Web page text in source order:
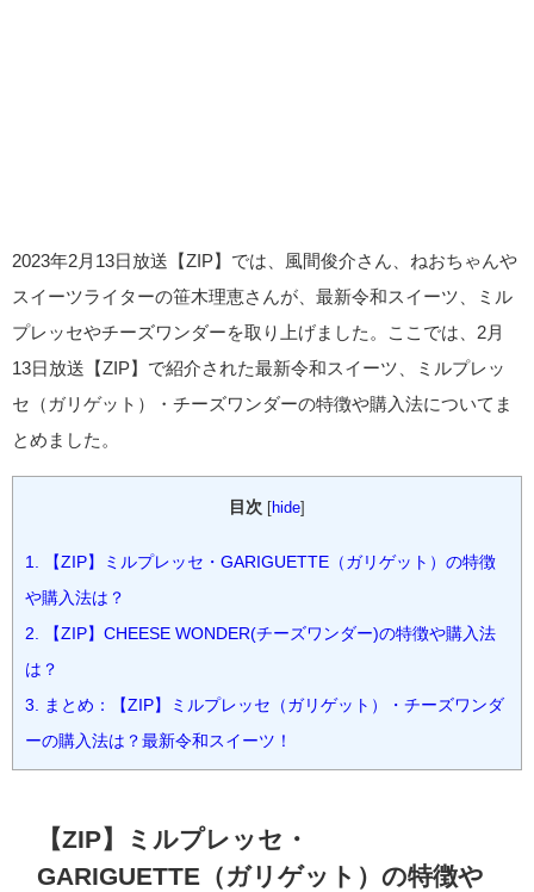
2023年2月13日放送【ZIP】では、風間俊介さん、ねおちゃんや
スイーツライターの笹木理恵さんが、最新令和スイーツ、ミル
プレッセやチーズワンダーを取り上げました。ここでは、2月
13日放送【ZIP】で紹介された最新令和スイーツ、ミルプレッ
セ（ガリゲット）・チーズワンダーの特徴や購入法についてま
とめました。
目次 hide
1. 【ZIP】ミルプレッセ・GARIGUETTE（ガリゲット）の特徴
や購入法は？
2. 【ZIP】CHEESE WONDER(チーズワンダー)の特徴や購入法
は？
3. まとめ：【ZIP】ミルプレッセ（ガリゲット）・チーズワンダ
ーの購入法は？最新令和スイーツ！
【ZIP】ミルプレッセ・
GARIGUETTE（ガリゲット）の特徴や